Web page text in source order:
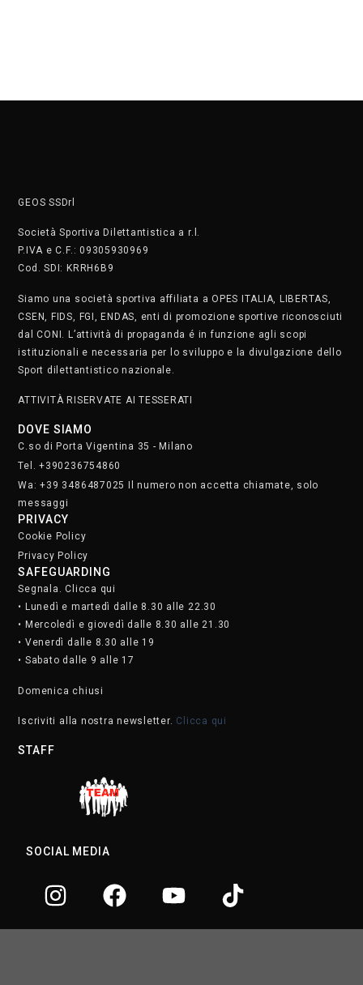
GEOS SSDrl
Società Sportiva Dilettantistica a r.l.
P.IVA e C.F.: 09305930969
Cod. SDI: KRRH6B9
Siamo una società sportiva affiliata a OPES ITALIA, LIBERTAS,
CSEN, FIDS, FGI, ENDAS, enti di promozione sportive riconosciuti
dal CONI. L’attività di propaganda é in funzione agli scopi
istituzionali e necessaria per lo sviluppo e la divulgazione dello
Sport dilettantistico nazionale.
ATTIVITÀ RISERVATE AI TESSERATI
DOVE SIAMO
C.so di Porta Vigentina 35 - Milano
Tel. +390236754860
Wa: +39 3486487025 Il numero non accetta chiamate, solo
messaggi
PRIVACY
Cookie Policy
Privacy Policy
SAFEGUARDING
Segnala. Clicca qui
• Lunedì e martedì dalle 8.30 alle 22.30
• Mercoledì e giovedì dalle 8.30 alle 21.30
• Venerdì dalle 8.30 alle 19
• Sabato dalle 9 alle 17
Domenica chiusi
Iscriviti alla nostra newsletter. Clicca qui
STAFF
SOCIAL MEDIA